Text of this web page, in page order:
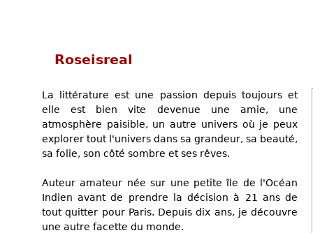
Roseisreal
La littérature est une passion depuis toujours et
elle est bien vite devenue une amie, une
atmosphère paisible, un autre univers où je peux
explorer tout l'univers dans sa grandeur, sa beauté,
sa folie, son côté sombre et ses rêves.
Auteur amateur née sur une petite île de l'Océan
Indien avant de prendre la décision à 21 ans de
tout quitter pour Paris. Depuis dix ans, je découvre
une autre facette du monde.